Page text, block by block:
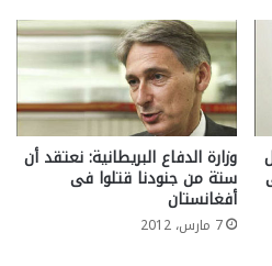
وزارة الدفاع البريطانية: نعتقد أن
ستة من جنودنا قتلوا فى
أفغانستان
7 مارس، 2012